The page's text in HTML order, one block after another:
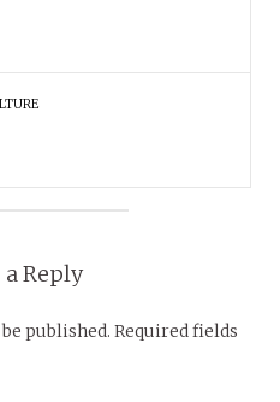
a Reply
published. Required fields